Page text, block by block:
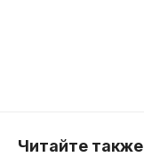
Читайте также